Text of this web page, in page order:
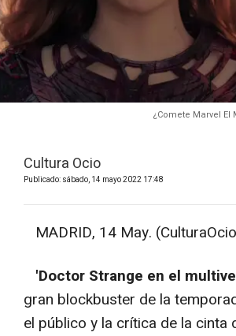
¿Comete Marvel El
Cultura Ocio
Publicado: sábado, 14 mayo 2022 17:48
MADRID, 14 May.
'Doctor Strange en el
gran blockbuster de la
el público y la crítica de la cinta